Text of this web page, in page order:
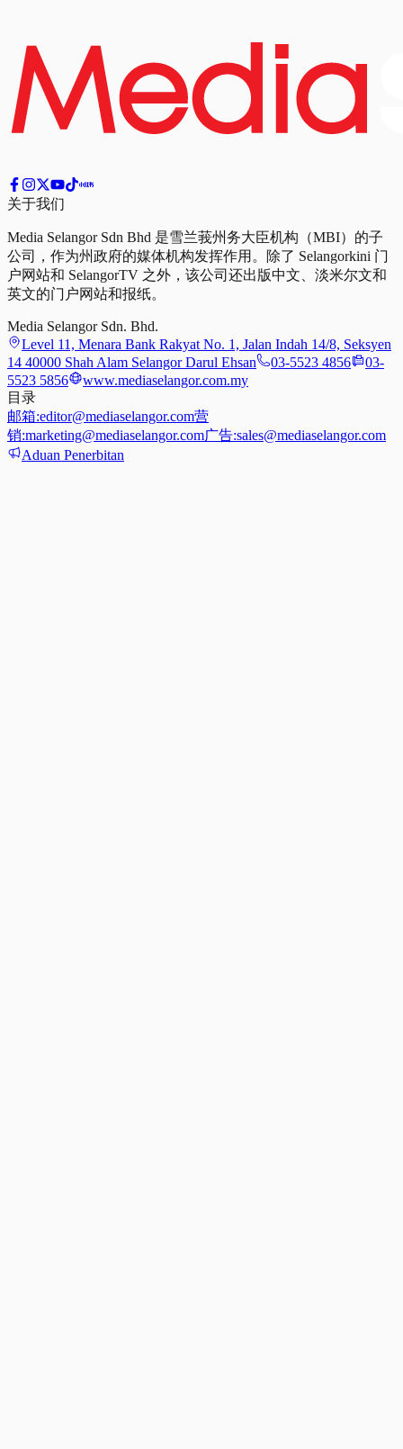
关于我们
Media Selangor Sdn Bhd 是雪兰莪州务大臣机构（MBI）的子
公司，作为州政府的媒体机构发挥作用。除了 Selangorkini 门
户网站和 SelangorTV 之外，该公司还出版中文、淡米尔文和
英文的门户网站和报纸。
Media Selangor Sdn. Bhd.
Level 11, Menara Bank Rakyat No. 1, Jalan Indah 14/8, Seksyen
14 40000 Shah Alam Selangor Darul Ehsan
03-5523 4856
03-
5523 5856
www.mediaselangor.com.my
目录
邮箱:editor@mediaselangor.com营
销:marketing@mediaselangor.com广告:sales@mediaselangor.com
Aduan Penerbitan